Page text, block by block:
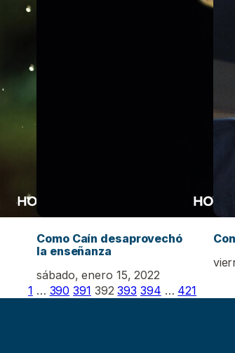
Como Caín desaprovechó
la enseñanza
sábado, enero 15, 2022
1 … 390 391 392 393 394 … 421